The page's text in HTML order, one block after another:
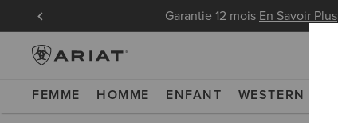
les Garantie 12 mois En Savoir Plus
FEMME HOMME ENFANT WESTERN